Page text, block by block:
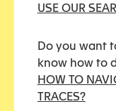
USE OUR
Do you want
know how to
HOW TO
TRACES?
Book
Conference /